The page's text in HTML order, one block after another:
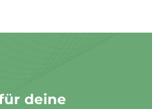
deine